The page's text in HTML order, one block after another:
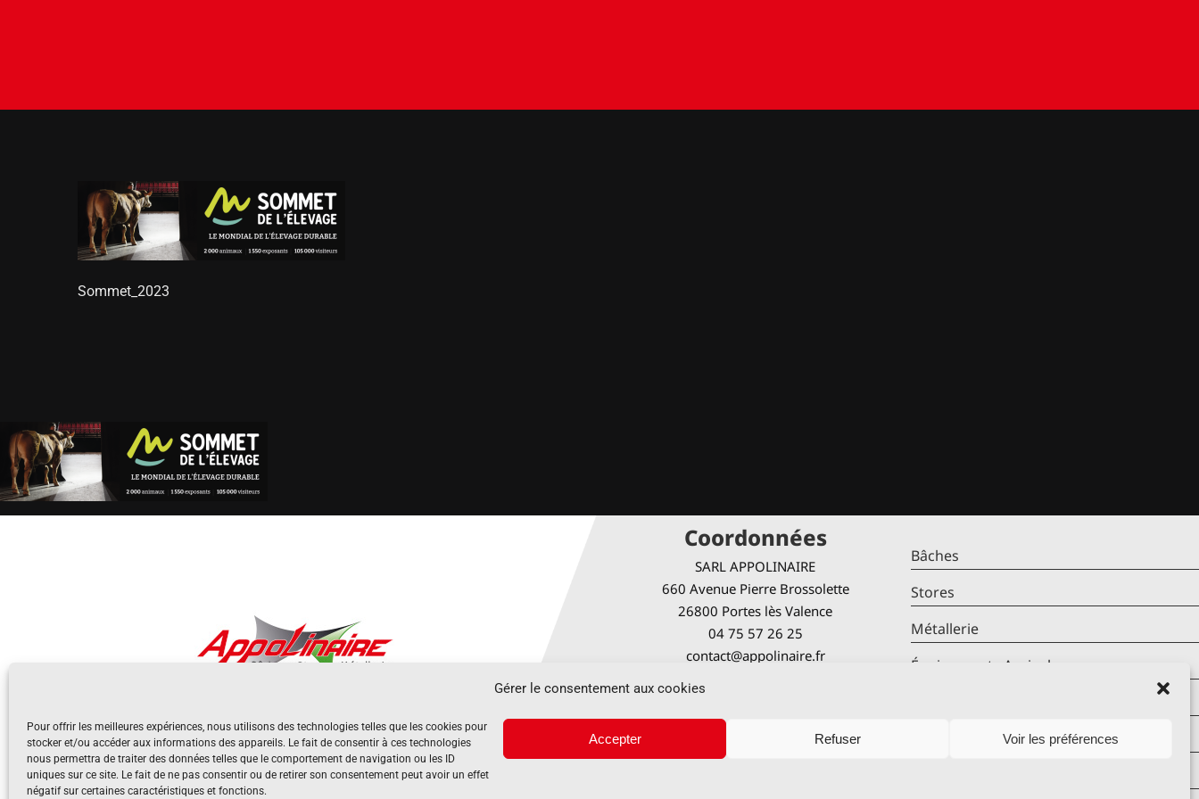
Gérer le consentement aux cookies
Pour offrir les meilleures expériences, nous utilisons des technologies telles que les cookies pour
stocker et/ou accéder aux informations des appareils. Le fait de consentir à ces technologies
nous permettra de traiter des données telles que le comportement de navigation ou les ID
uniques sur ce site. Le fait de ne pas consentir ou de retirer son consentement peut avoir un effet
négatif sur certaines caractéristiques et fonctions.
Accepter Refuser Voir les préférences
Sommet_2023
Coordonnées
SARL APPOLINAIRE
660 Avenue Pierre Brossolette
26800 Portes lès Valence
04 75 57 26 25
contact@appolinaire.fr
Horaires d’ouverture
8h00 – 12h00 & 13h30 – 17h30
Bâches
Stores
Métallerie
Équipements Agricoles
Politique De Cookies (UE)